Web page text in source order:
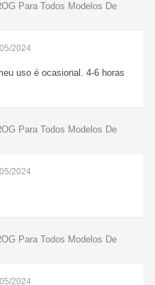
Para Todos Modelos De
2024
uso é ocasional. 4-6 horas
Para Todos Modelos De
2024
Para Todos Modelos De
2024